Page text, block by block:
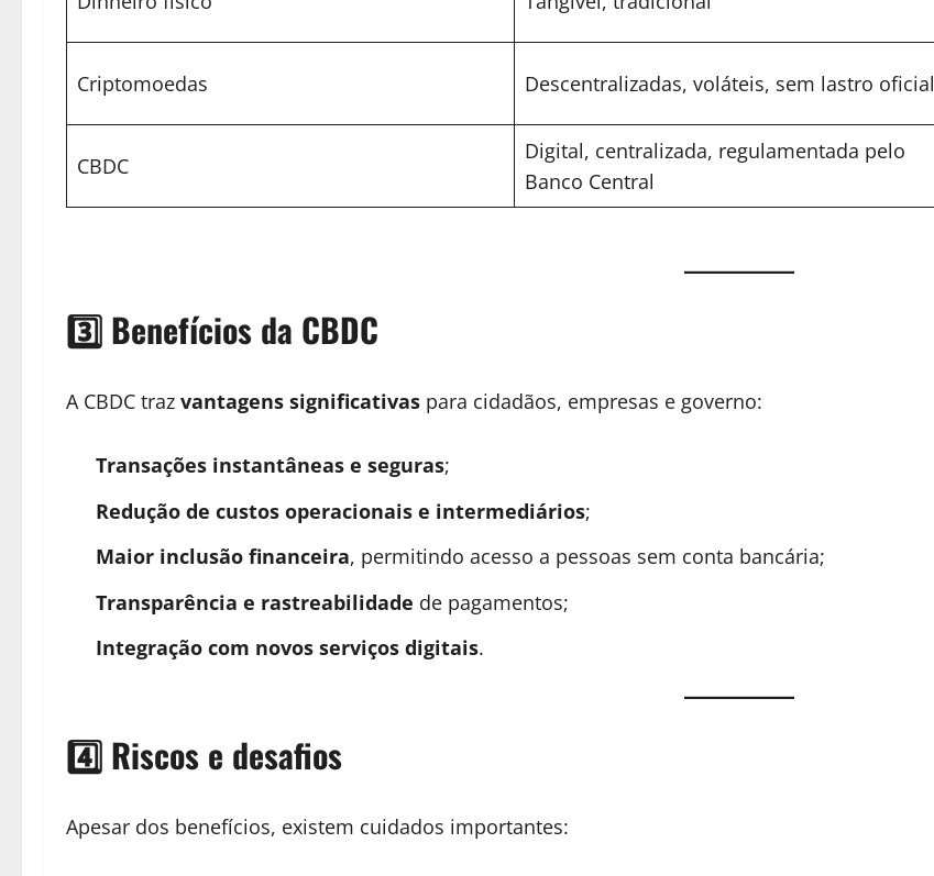
Criptomoedas Descentralizadas, voláteis, sem lastro oficial
CBDC
Digital, centralizada, regulamentada pelo
Banco Central
3️⃣ Benefícios da CBDC
A CBDC traz vantagens significativas para cidadãos, empresas e governo:
Transações instantâneas e seguras;
Redução de custos operacionais e intermediários;
Maior inclusão financeira, permitindo acesso a pessoas sem conta bancária;
Transparência e rastreabilidade de pagamentos;
Integração com novos serviços digitais.
4️⃣ Riscos e desafios
Apesar dos benefícios, existem cuidados importantes: